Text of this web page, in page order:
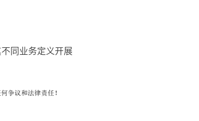
同业务定义开展